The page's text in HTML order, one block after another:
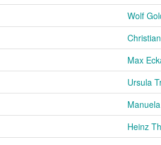
Wolf
Max
Ursula
Heinz